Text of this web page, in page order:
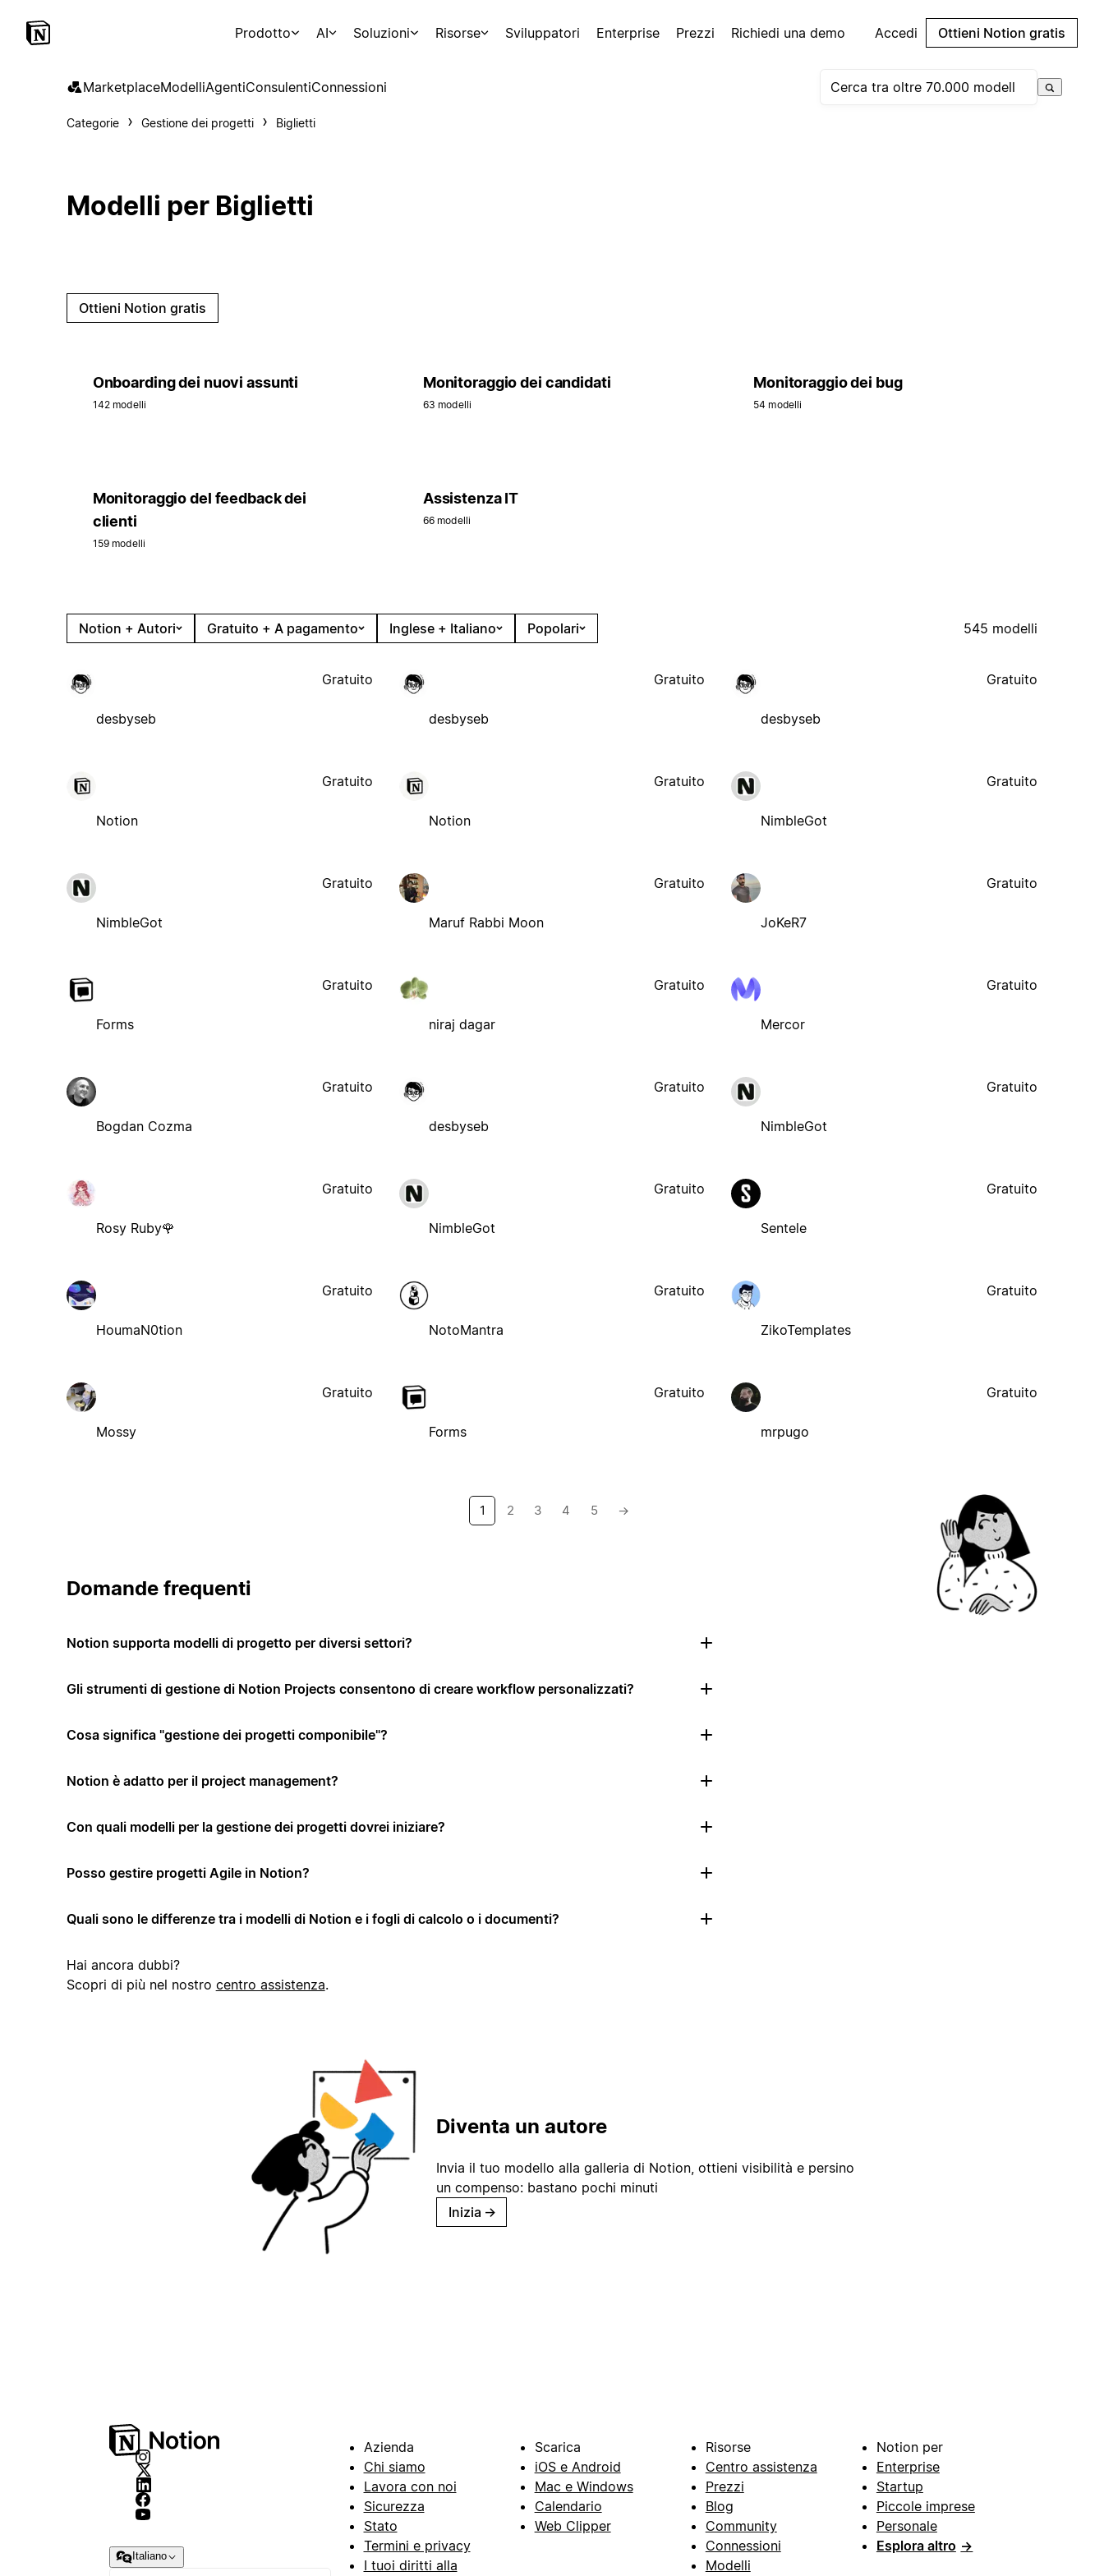
Prodotto AI Soluzioni Risorse Sviluppatori Enterprise Prezzi Richiedi una demo Accedi Ottieni Notion gratis
MarketplaceModelliAgentiConsulentiConnessioni
Categorie Gestione dei progetti Biglietti
Modelli per Biglietti
Ottieni Notion gratis
Onboarding dei nuovi assunti
142 modelli
Monitoraggio dei candidati
63 modelli
Monitoraggio dei bug
54 modelli
Monitoraggio del feedback dei
clienti
159 modelli
Assistenza IT
66 modelli
Notion + Autori Gratuito + A pagamento Inglese + Italiano Popolari 545 modelli
desbyseb
Gratuito
desbyseb
Gratuito
desbyseb
Gratuito
Notion
Gratuito
Notion
Gratuito
NimbleGot
Gratuito
NimbleGot
Gratuito
Maruf Rabbi Moon
Gratuito
JoKeR7
Gratuito
Forms
Gratuito
niraj dagar
Gratuito
Mercor
Gratuito
Bogdan Cozma
Gratuito
desbyseb
Gratuito
NimbleGot
Gratuito
Rosy Ruby🌹
Gratuito
NimbleGot
Gratuito
Sentele
Gratuito
HoumaN0tion
Gratuito
NotoMantra
Gratuito
ZikoTemplates
Gratuito
Mossy
Gratuito
Forms
Gratuito
mrpugo
Gratuito
1 2 3 4 5 →
Domande frequenti
Notion supporta modelli di progetto per diversi settori?
Gli strumenti di gestione di Notion Projects consentono di creare workflow personalizzati?
Cosa significa "gestione dei progetti componibile"?
Notion è adatto per il project management?
Con quali modelli per la gestione dei progetti dovrei iniziare?
Posso gestire progetti Agile in Notion?
Quali sono le differenze tra i modelli di Notion e i fogli di calcolo o i documenti?
Hai ancora dubbi?
Scopri di più nel nostro centro assistenza.
Diventa un autore
Invia il tuo modello alla galleria di Notion, ottieni visibilità e persino
un compenso: bastano pochi minuti
Inizia →
Italiano
Azienda
Chi siamo
Lavora con noi
Sicurezza
Stato
Termini e privacy
I tuoi diritti alla
Scarica
iOS e Android
Mac e Windows
Calendario
Web Clipper
Risorse
Centro assistenza
Prezzi
Blog
Community
Connessioni
Modelli
Notion per
Enterprise
Startup
Piccole imprese
Personale
Esplora altro →